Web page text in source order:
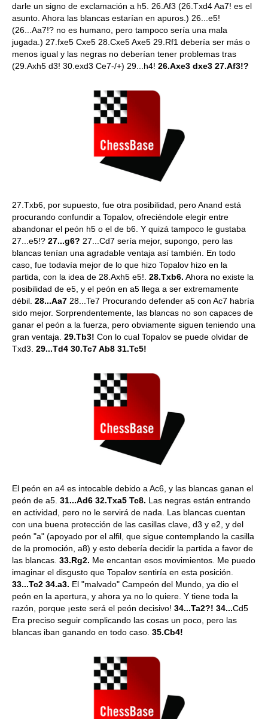
darle un signo de exclamación a h5. 26.Af3 (26.Txd4 Aa7! es el
asunto. Ahora las blancas estarían en apuros.) 26...e5!
(26...Aa7!? no es humano, pero tampoco sería una mala
jugada.) 27.fxe5 Cxe5 28.Cxe5 Axe5 29.Rf1 debería ser más o
menos igual y las negras no deberían tener problemas tras
(29.Axh5 d3! 30.exd3 Ce7-/+) 29...h4! 26.Axe3 dxe3 27.Af3!?
27.Txb6, por supuesto, fue otra posibilidad, pero Anand está
procurando confundir a Topalov, ofreciéndole elegir entre
abandonar el peón h5 o el de b6. Y quizá tampoco le gustaba
27...e5!? 27...g6? 27...Cd7 sería mejor, supongo, pero las
blancas tenían una agradable ventaja así también. En todo
caso, fue todavía mejor de lo que hizo Topalov hizo en la
partida, con la idea de 28.Axh5 e5!. 28.Txb6. Ahora no existe la
posibilidad de e5, y el peón en a5 llega a ser extremamente
débil. 28...Aa7 28...Te7 Procurando defender a5 con Ac7 habría
sido mejor. Sorprendentemente, las blancas no son capaces de
ganar el peón a la fuerza, pero obviamente siguen teniendo una
gran ventaja. 29.Tb3! Con lo cual Topalov se puede olvidar de
Txd3. 29...Td4 30.Tc7 Ab8 31.Tc5!
El peón en a4 es intocable debido a Ac6, y las blancas ganan el
peón de a5. 31...Ad6 32.Txa5 Tc8. Las negras están entrando
en actividad, pero no le servirá de nada. Las blancas cuentan
con una buena protección de las casillas clave, d3 y e2, y del
peón "a" (apoyado por el alfil, que sigue contemplando la casilla
de la promoción, a8) y esto debería decidir la partida a favor de
las blancas. 33.Rg2. Me encantan esos movimientos. Me puedo
imaginar el disgusto que Topalov sentiría en esta posición.
33...Tc2 34.a3. El "malvado" Campeón del Mundo, ya dio el
peón en la apertura, y ahora ya no lo quiere. Y tiene toda la
razón, porque ¡este será el peón decisivo! 34...Ta2?! 34...Cd5
Era preciso seguir complicando las cosas un poco, pero las
blancas iban ganando en todo caso. 35.Cb4!